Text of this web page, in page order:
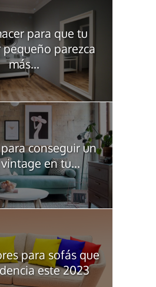
para que tu
parezca
más...
conseguir un
en tu...
para sofás que
este 2023